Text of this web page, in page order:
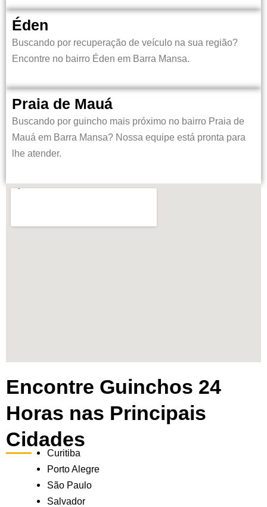
Éden
Buscando por recuperação de veículo na sua região?
Encontre no bairro Éden em Barra Mansa.
Praia de Mauá
Buscando por guincho mais próximo no bairro Praia de
Mauá em Barra Mansa? Nossa equipe está pronta para
lhe atender.
Encontre Guinchos 24
Horas nas Principais
Cidades
Curitiba
Porto Alegre
São Paulo
Salvador